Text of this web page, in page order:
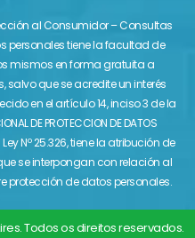
al Consumidor – Consultas
personales tiene la facultad de
mismos en forma gratuita a
salvo que se acredite un interés
en el artículo 14, inciso 3 de la
DE PROTECCION DE DATOS
Nº 25.326, tiene la atribución de
se interpongan con relación al
protección de datos personales.
Todos os direitos reservados.